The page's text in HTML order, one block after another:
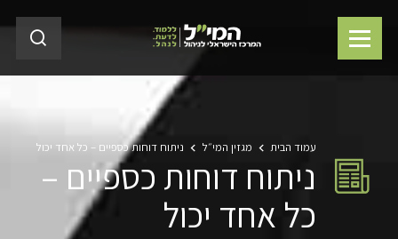
עמוד הבית מגזין המי״ל ניתוח דוחות כספיים – כל אחד יכול
ניתוח דוחות כספיים –
כל אחד יכול